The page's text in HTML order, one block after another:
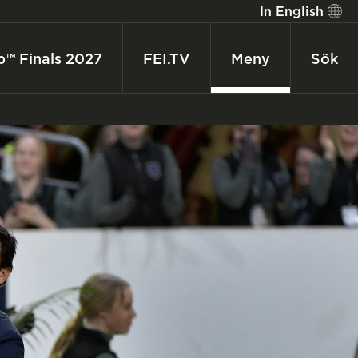
In English
Finals 2027 FEI.TV Meny Sök